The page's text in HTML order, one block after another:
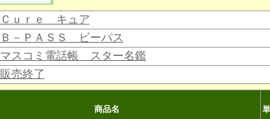
Ｃｕｒｅ キュア
Ｂ－ＰＡＳＳ ビーパス
マスコミ電話帳 スター名鑑
販売終了
商品名